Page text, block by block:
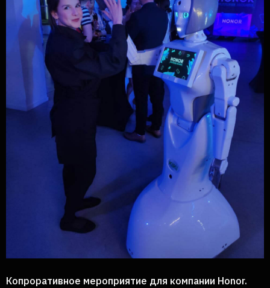
Копроративное мероприятие для компании Honor.
робоагентство
Info@roboagency.ru
+7 (495) 147-42-92
2015-2026 © Робоагентство
конфиденциальности
просп. Мира, 119,
стр. 2, Москва
Оставаясь на нашем сайте, вы соглашаетесь
Отклонить
Принять